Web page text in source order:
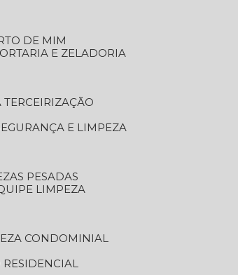
DE MIM
E ZELADORIA
TERCEIRIZAÇÃO
E LIMPEZA
PESADAS
LIMPEZA
CONDOMINIAL
RESIDENCIAL